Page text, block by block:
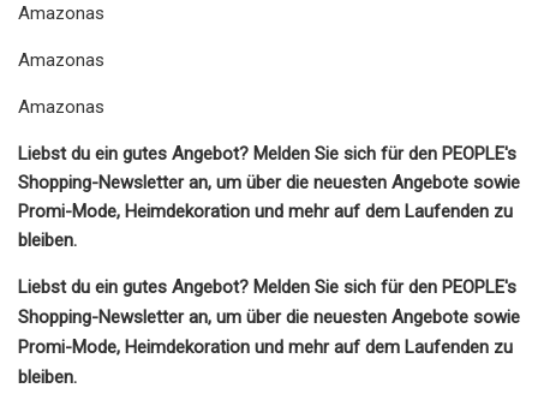
Amazonas
Amazonas
Amazonas
Liebst du ein gutes Angebot? Melden Sie sich für den PEOPLE's
Shopping-Newsletter an, um über die neuesten Angebote sowie
Promi-Mode, Heimdekoration und mehr auf dem Laufenden zu
bleiben.
Liebst du ein gutes Angebot? Melden Sie sich für den PEOPLE's
Shopping-Newsletter an, um über die neuesten Angebote sowie
Promi-Mode, Heimdekoration und mehr auf dem Laufenden zu
bleiben.